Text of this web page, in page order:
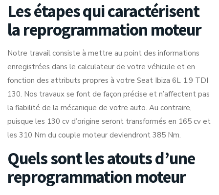
Les étapes qui caractérisent
la reprogrammation moteur
Notre travail consiste à mettre au point des informations
enregistrées dans le calculateur de votre véhicule et en
fonction des attributs propres à votre Seat Ibiza 6L 1.9 TDI
130. Nos travaux se font de façon précise et n’affectent pas
la fiabilité de la mécanique de votre auto. Au contraire,
puisque les 130 cv d’origine seront transformés en 165 cv et
les 310 Nm du couple moteur deviendront 385 Nm.
Quels sont les atouts d’une
reprogrammation moteur